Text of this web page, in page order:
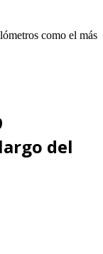
como el más
del